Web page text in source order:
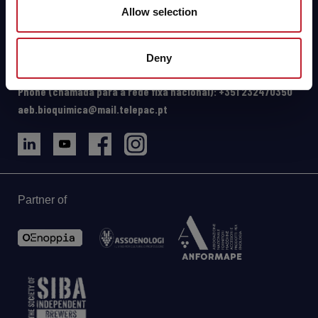
Allow selection
Deny
Lote 123/124 Fragosela
3500-618 Viseu (Portugal)
Direções e mapa
Phone (chamada para a rede fixa nacional): +351 232470350
aeb.bioquimica@mail.telepac.pt
Partner of